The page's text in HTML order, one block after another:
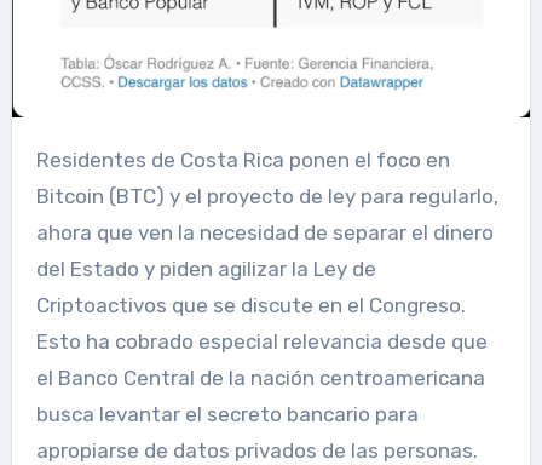
Residentes de Costa Rica ponen el foco en
Bitcoin (BTC) y el proyecto de ley para regularlo,
ahora que ven la necesidad de separar el dinero
del Estado y piden agilizar la Ley de
Criptoactivos que se discute en el Congreso.
Esto ha cobrado especial relevancia desde que
el Banco Central de la nación centroamericana
busca levantar el secreto bancario para
apropiarse de datos privados de las personas.